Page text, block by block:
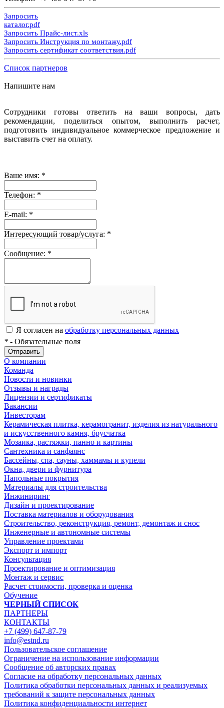
Запросить
каталог.pdf
Запросить Прайс-лист.xls
Запросить Инструкция по монтажу.pdf
Запросить сертификат соответствия.pdf
Список партнеров
Напишите нам
Сотрудники готовы ответить на ваши вопросы, дать
рекомендации, поделиться опытом, выполнить расчет,
подготовить индивидуальное коммерческое предложение и
выставить счет на оплату.
Ваше имя: *
Телефон: *
E-mail: *
Интересующий товар/услуга: *
Сообщение: *
Я согласен на обработку персональных данных
* - Обязательные поля
Отправить
О компании
Команда
Новости и новинки
Отзывы и награды
Лицензии и сертификаты
Вакансии
Инвесторам
Керамическая плитка, керамогранит, изделия из натурального
и искусственного камня, брусчатка
Мозаика, растяжки, панно и картины
Сантехника и санфаянс
Бассейны, спа, сауны, хаммамы и купели
Окна, двери и фурнитура
Напольные покрытия
Материалы для строительства
Инжиниринг
Дизайн и проектирование
Поставка материалов и оборудования
Строительство, реконструкция, ремонт, демонтаж и снос
Инженерные и автономные системы
Управление проектами
Экспорт и импорт
Консультация
Проектирование и оптимизация
Монтаж и сервис
Расчет стоимости, проверка и оценка
Обучение
ЧЕРНЫЙ СПИСОК
ПАРТНЕРЫ
КОНТАКТЫ
+7 (499) 647-87-79
info@estnd.ru
Пользовательское соглашение
Ограничение на использование информации
Сообщение об авторских правах
Согласие на обработку персональных данных
Политика обработки персональных данных и реализуемых
требований к защите персональных данных
Политика конфиденциальности интернет